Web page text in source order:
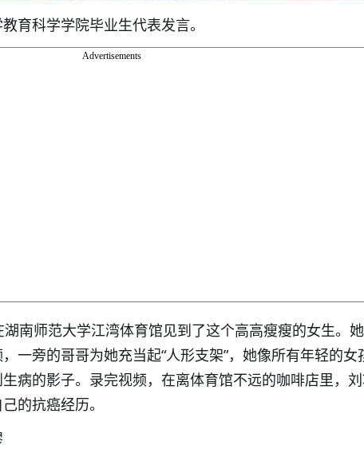
育科学学院毕业生代表发言。
Advertisements
南师范大学江湾体育馆见到了这个高高瘦瘦的女生。
一旁的哥哥为她充当起“人形支架”，她像所有年轻的女
病的影子。录完视频，在离体育馆不远的咖啡店里，
的抗癌经历。